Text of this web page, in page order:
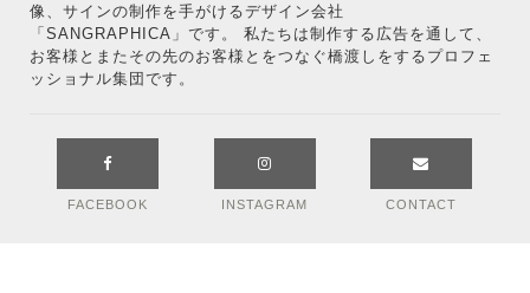
像、サインの制作を手がけるデザイン会社
「SANGRAPHICA」です。 私たちは制作する広告を通して、
お客様とまたその先のお客様とをつなぐ橋渡しをするプロフェ
ッショナル集団です。
FACEBOOK INSTAGRAM CONTACT